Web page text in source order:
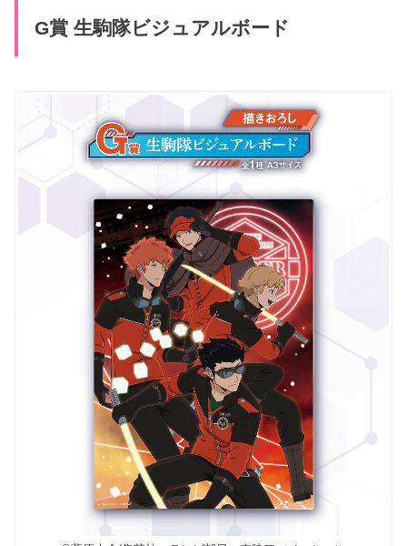
G賞 生駒隊ビジュアルボード